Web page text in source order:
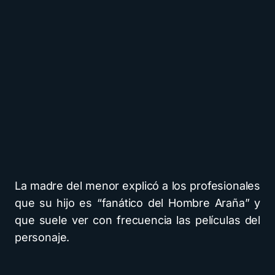
La madre del menor explicó a los profesionales
que su hijo es “fanático del Hombre Araña” y
que suele ver con frecuencia las películas del
personaje.